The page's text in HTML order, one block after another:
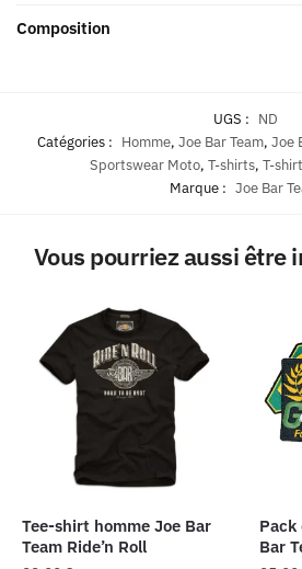
Composition
UGS : ND
Catégories : Homme, Joe Bar Team, Joe
Sportswear Moto, T-shirts, T-
Marque : Joe Bar
Vous pourriez aussi être
Tee-shirt homme Joe Bar
Team Ride’n Roll
Pack
Bar